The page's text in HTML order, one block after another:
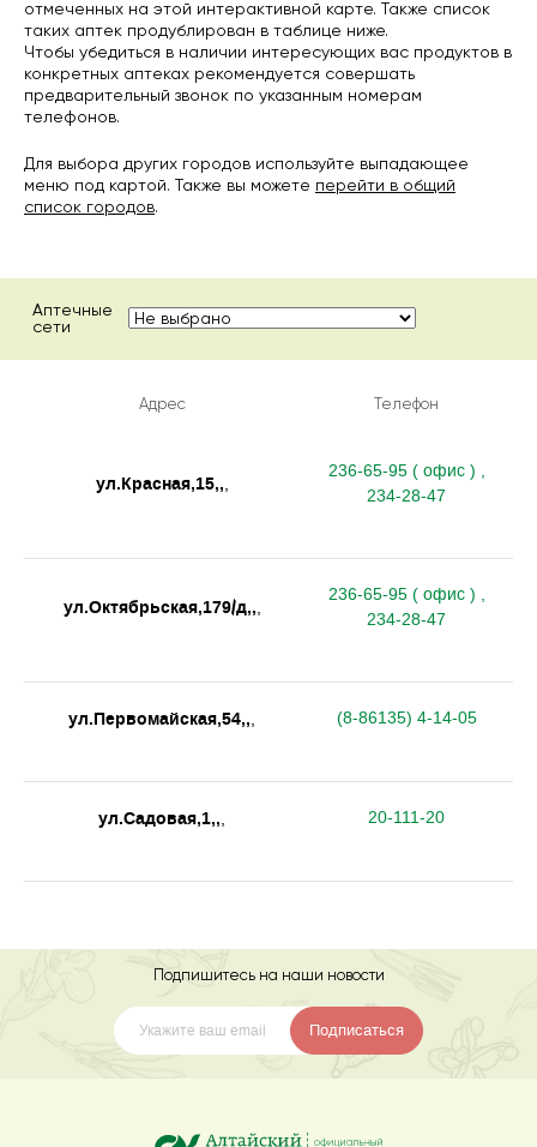
отмеченных на этой интерактивной карте. Также список
таких аптек продублирован в таблице ниже.
Чтобы убедиться в наличии интересующих вас продуктов в
конкретных аптеках рекомендуется совершать
предварительный звонок по указанным номерам
телефонов.
Для выбора других городов используйте выпадающее
меню под картой. Также вы можете перейти в общий
список городов.
Аптечные
сети
Адрес Телефон
ул.Красная,15,,,
236-65-95 ( офис ) ,
234-28-47
ул.Октябрьская,179/д,,,
236-65-95 ( офис ) ,
234-28-47
ул.Первомайская,54,,, (8-86135) 4-14-05
ул.Садовая,1,,, 20-111-20
Подпишитесь на наши новости
Подписаться